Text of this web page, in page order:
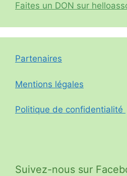
Faites un DON sur
Partenaires
Mentions légales
Politique de confidentialité
Suivez-nous sur